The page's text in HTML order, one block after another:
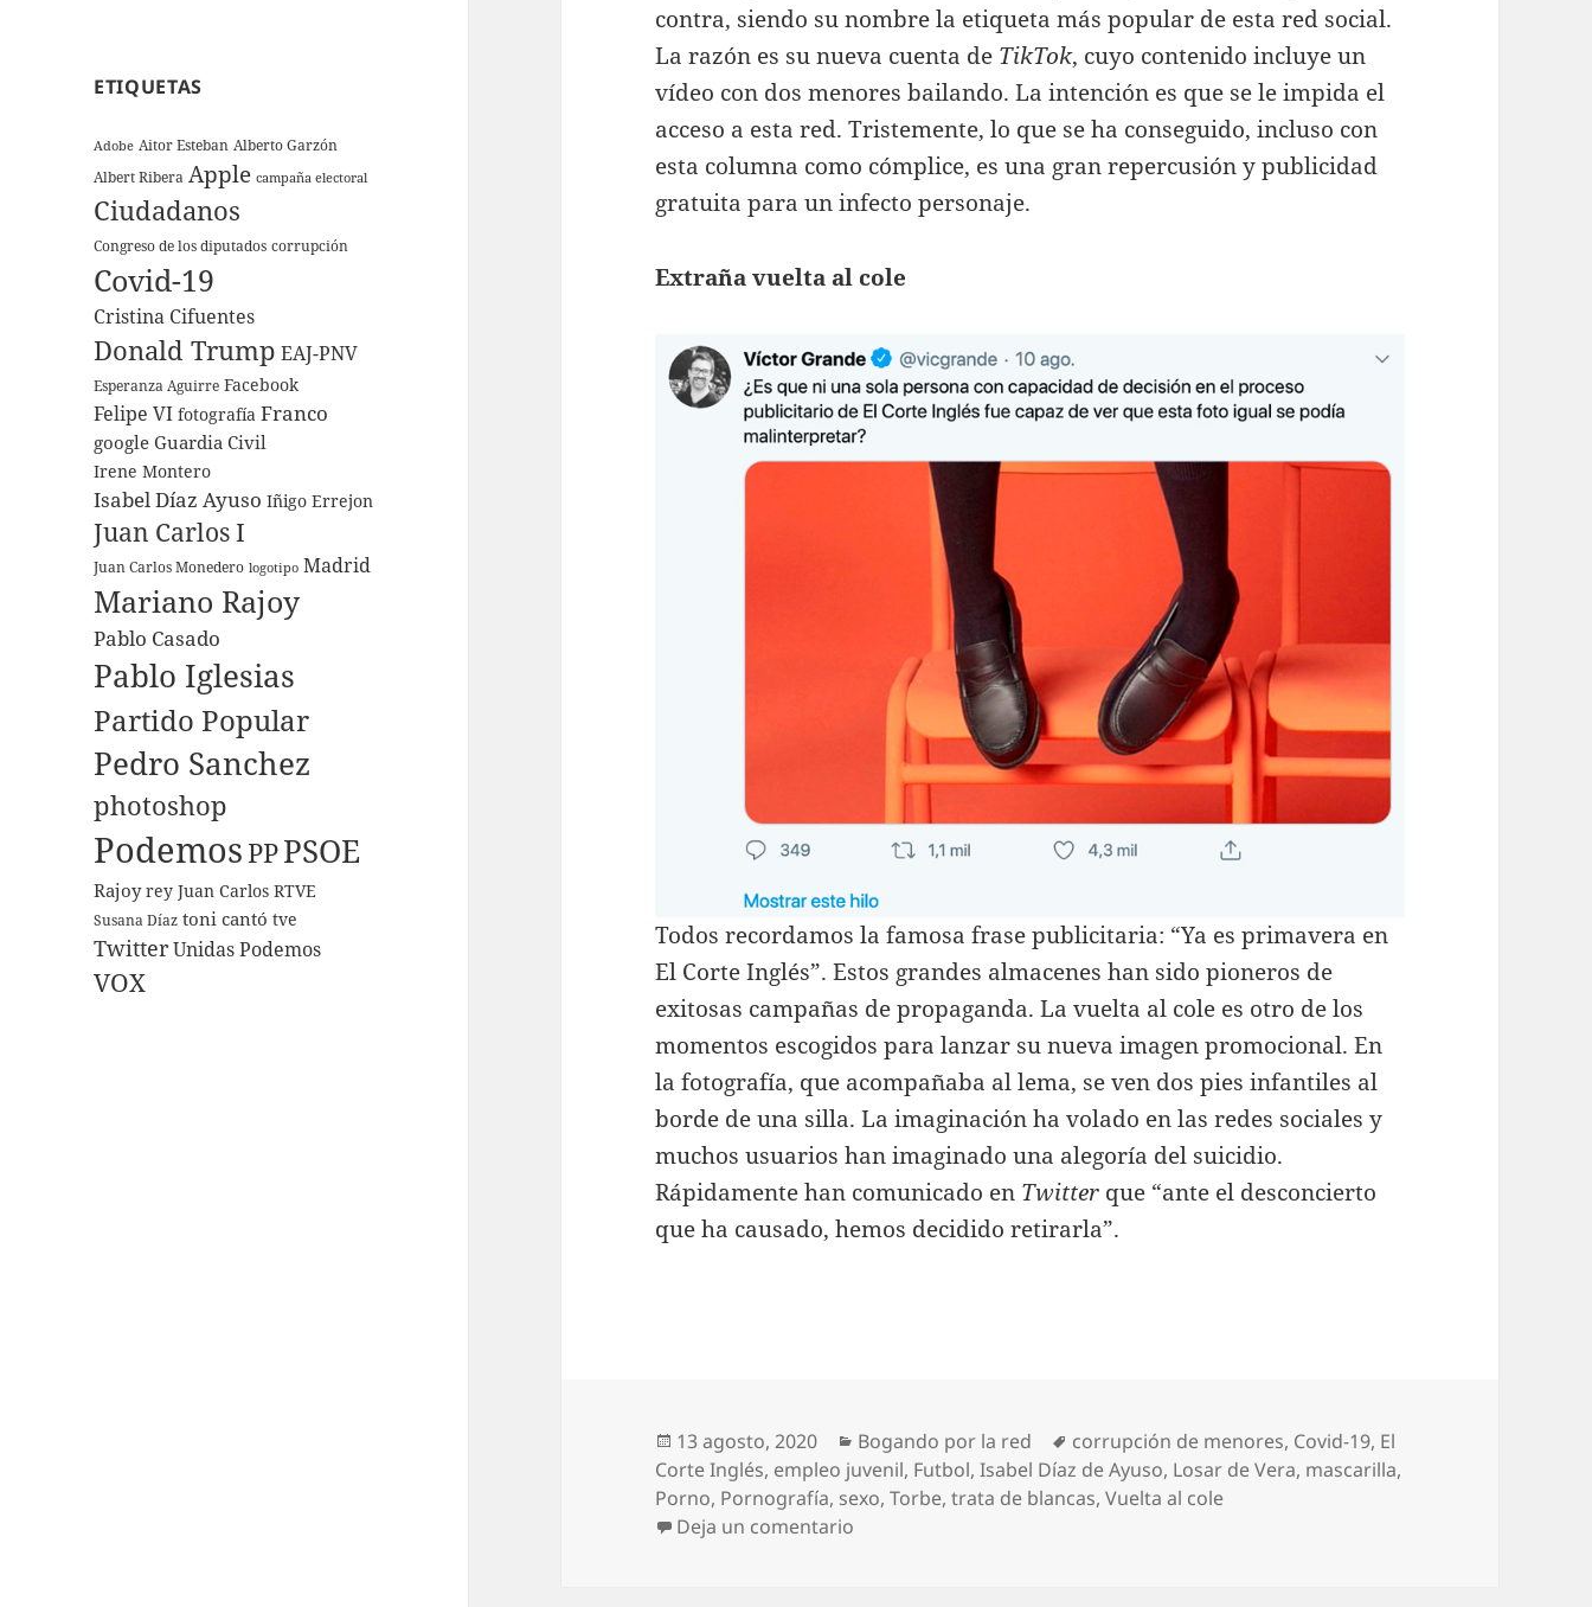
ETIQUETAS
Adobe Aitor Esteban Alberto Garzón
Albert Ribera Apple campaña electoral
Ciudadanos
Congreso de los diputados corrupción
Covid-19
Cristina Cifuentes
Donald Trump EAJ-PNV
Esperanza Aguirre Facebook
Felipe VI fotografía Franco
google Guardia Civil
Irene Montero
Isabel Díaz Ayuso Iñigo Errejon
Juan Carlos I
Juan Carlos Monedero logotipo Madrid
Mariano Rajoy
Pablo Casado
Pablo Iglesias
Partido Popular
Pedro Sanchez
photoshop
PodemosPPPSOE
Rajoy rey Juan Carlos RTVE
Susana Díaz toni cantó tve
TwitterUnidas Podemos
VOX
contra, siendo su nombre la etiqueta más popular de esta red social.
La razón es su nueva cuenta de TikTok, cuyo contenido incluye un
vídeo con dos menores bailando. La intención es que se le impida el
acceso a esta red. Tristemente, lo que se ha conseguido, incluso con
esta columna como cómplice, es una gran repercusión y publicidad
gratuita para un infecto personaje.
Extraña vuelta al cole
Todos recordamos la famosa frase publicitaria: “Ya es primavera en
El Corte Inglés”. Estos grandes almacenes han sido pioneros de
exitosas campañas de propaganda. La vuelta al cole es otro de los
momentos escogidos para lanzar su nueva imagen promocional. En
la fotografía, que acompañaba al lema, se ven dos pies infantiles al
borde de una silla. La imaginación ha volado en las redes sociales y
muchos usuarios han imaginado una alegoría del suicidio.
Rápidamente han comunicado en Twitter que “ante el desconcierto
que ha causado, hemos decidido retirarla”.
Publicado
el
13 agosto, 2020 Categorías
Bogando por la red Etiquetas
corrupción de menores, Covid-19, El
Corte Inglés, empleo juvenil, Futbol,Isabel Díaz de Ayuso, Losar de Vera, mascarilla,
Porno, Pornografía, sexo,Torbe,trata de blancas,Vuelta al cole
Deja un comentario